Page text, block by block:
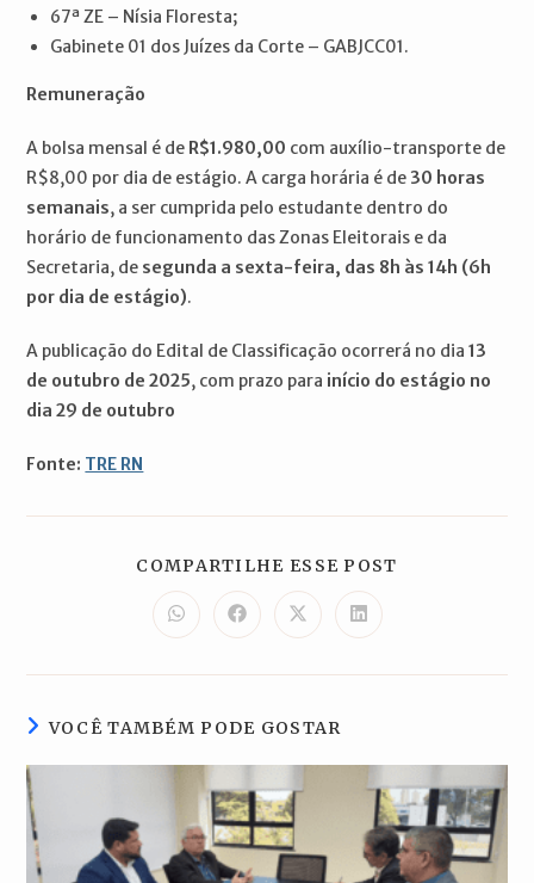
67ª ZE – Nísia Floresta;
Gabinete 01 dos Juízes da Corte – GABJCC01.
Remuneração
A bolsa mensal é de R$1.980,00 com auxílio-transporte de
R$8,00 por dia de estágio. A carga horária é de 30 horas
semanais, a ser cumprida pelo estudante dentro do
horário de funcionamento das Zonas Eleitorais e da
Secretaria, de segunda a sexta-feira, das 8h às 14h (6h
por dia de estágio).
A publicação do Edital de Classificação ocorrerá no dia 13
de outubro de 2025, com prazo para início do estágio no
dia 29 de outubro
Fonte: TRE RN
COMPARTILHE ESSE POST
Abre
em
nova
Abre
em
nova
Abre
em
nova
Abre
em
nova
VOCÊ TAMBÉM PODE GOSTAR